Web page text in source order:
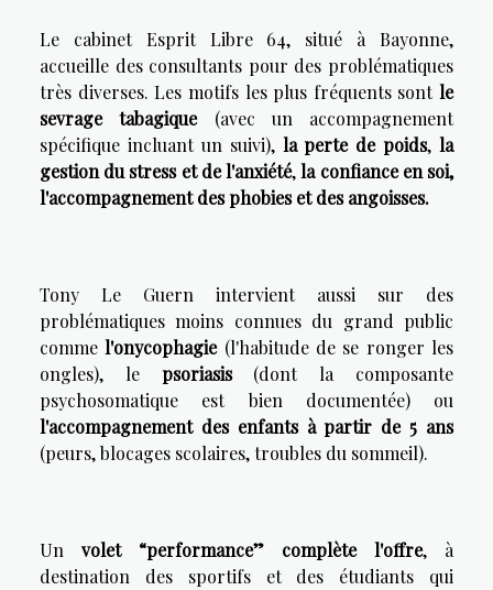
Le cabinet Esprit Libre 64, situé à Bayonne,
accueille des consultants pour des problématiques
très diverses. Les motifs les plus fréquents sont le
sevrage tabagique(avec un accompagnement
spécifique incluant un suivi), la perte de poids, la
gestion du stress et de l'anxiété,la confiance en soi,
l'accompagnement des phobies et des angoisses.
Tony Le Guern intervient aussi sur des
problématiques moins connues du grand public
commel'onycophagie (l'habitude de se ronger les
ongles), le psoriasis (dont la composante
psychosomatique est bien documentée) ou
l'accompagnement des enfants à partir de 5 ans
(peurs, blocages scolaires, troubles du sommeil).
Un volet “performance” complète l'offre, à
destination des sportifs et des étudiants qui